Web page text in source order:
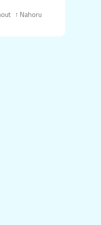
↑ Nahoru